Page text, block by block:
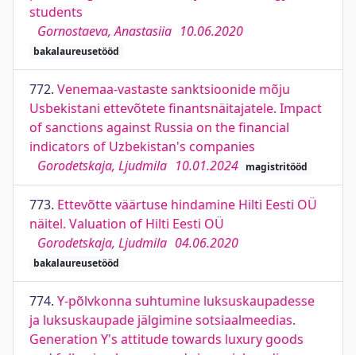
students
Gornostaeva, Anastasiia 10.06.2020
bakalaureusetööd
772. Venemaa-vastaste sanktsioonide mõju
Usbekistani ettevõtete finantsnäitajatele. Impact
of sanctions against Russia on the financial
indicators of Uzbekistan's companies
Gorodetskaja, Ljudmila 10.01.2024 magistritööd
773. Ettevõtte väärtuse hindamine Hilti Eesti OÜ
näitel. Valuation of Hilti Eesti OÜ
Gorodetskaja, Ljudmila 04.06.2020
bakalaureusetööd
774. Y-põlvkonna suhtumine luksuskaupadesse
ja luksuskaupade jälgimine sotsiaalmeedias.
Generation Y's attitude towards luxury goods